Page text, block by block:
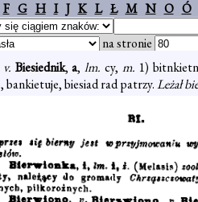
F G H I J K L Ł M N O Ó
na stronie
v. Biesiednik,a,lm. cy, m. 1)
bankietuje, biesiad rad patrzy.Leżał